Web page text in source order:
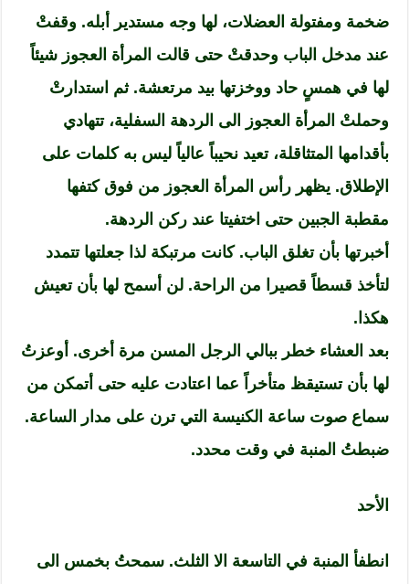
ضخمة ومفتولة العضلات، لها وجه مستدير أبله. وقفتْ
عند مدخل الباب وحدقتْ حتى قالت المرأة العجوز شيئاً
لها في همسٍ حاد ووخزتها بيد مرتعشة. ثم استدارتْ
وحملتْ المرأة العجوز الى الردهة السفلية، تتهادي
بأقدامها المتثاقلة، تعيد نحيباً عالياً ليس به كلمات على
الإطلاق. يظهر رأس المرأة العجوز من فوق كتفها
مقطبة الجبين حتى اختفيتا عند ركن الردهة.
أخبرتها بأن تغلق الباب. كانت مرتبكة لذا جعلتها تتمدد
لتأخذ قسطاً قصيرا من الراحة. لن أسمح لها بأن تعيش
هكذا.
بعد العشاء خطر ببالي الرجل المسن مرة أخرى. أوعزتُ
لها بأن تستيقظ متأخراً عما اعتادت عليه حتى أتمكن من
سماع صوت ساعة الكنيسة التي ترن على مدار الساعة.
ضبطتُ المنبة في وقت محدد.
الأحد
انطفأ المنبة في التاسعة الا الثلث. سمحتُ بخمس الى